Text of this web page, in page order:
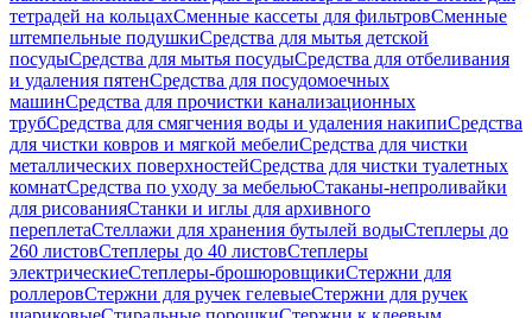
тетрадей на кольцахСменные кассеты для фильтровСменные
штемпельные подушкиСредства для мытья детской
посудыСредства для мытья посудыСредства для отбеливания
и удаления пятенСредства для посудомоечных
машинСредства для прочистки канализационных
трубСредства для смягчения воды и удаления накипиСредства
для чистки ковров и мягкой мебелиСредства для чистки
металлических поверхностейСредства для чистки туалетных
комнатСредства по уходу за мебельюСтаканы-непроливайки
для рисованияСтанки и иглы для архивного
переплетаСтеллажи для хранения бутылей водыСтеплеры до
260 листовСтеплеры до 40 листовСтеплеры
электрическиеСтеплеры-брошюровщикиСтержни для
роллеровСтержни для ручек гелевыеСтержни для ручек